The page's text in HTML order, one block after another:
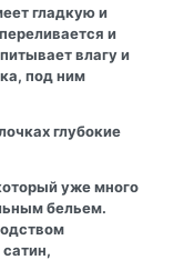
гладкую и
и
влагу и
под ним
глубокие
уже много
бельем.